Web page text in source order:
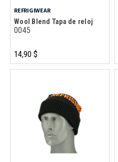
REFRIGIWEAR
Wool Blend Tapa de reloj
0045
14,90 $